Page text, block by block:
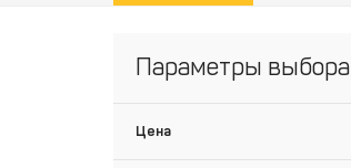
Параметры выбора
Цена